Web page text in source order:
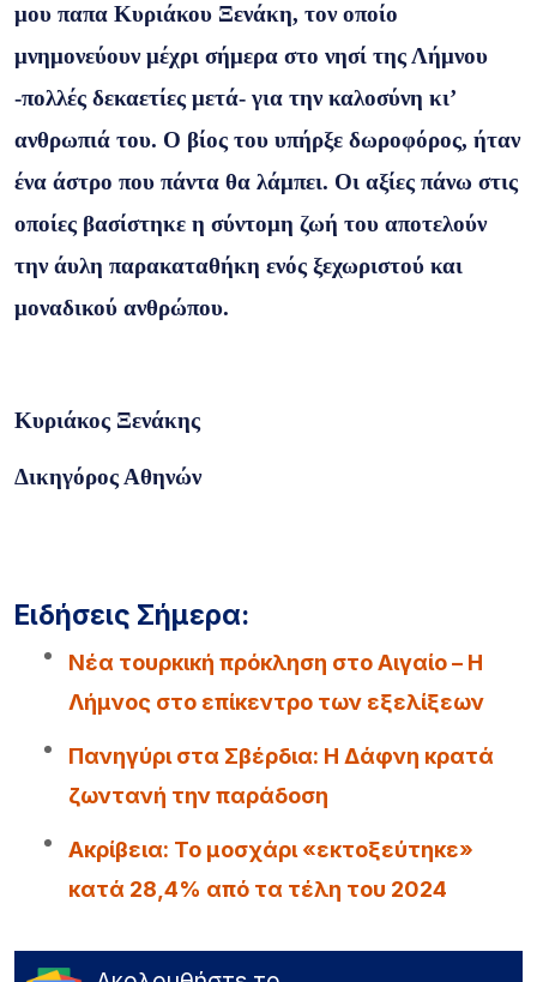
μου παπα Κυριάκου Ξενάκη, τον οποίο
μνημονεύουν μέχρι σήμερα στο νησί της Λήμνου
-πολλές δεκαετίες μετά- για την καλοσύνη κι’
ανθρωπιά του. Ο βίος του υπήρξε δωροφόρος, ήταν
ένα άστρο που πάντα θα λάμπει. Οι αξίες πάνω στις
οποίες βασίστηκε η σύντομη ζωή του αποτελούν
την άυλη παρακαταθήκη ενός ξεχωριστού και
μοναδικού ανθρώπου.
Κυριάκος Ξενάκης
Δικηγόρος Αθηνών
Ειδήσεις Σήμερα:
Νέα τουρκική πρόκληση στο Αιγαίο – Η
Λήμνος στο επίκεντρο των εξελίξεων
Πανηγύρι στα Σβέρδια: Η Δάφνη κρατά
ζωντανή την παράδοση
Ακρίβεια: Το μοσχάρι «εκτοξεύτηκε»
κατά 28,4% από τα τέλη του 2024